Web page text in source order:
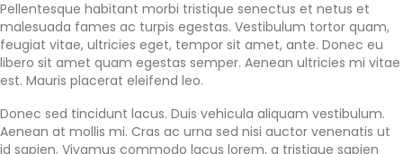
Pellentesque habitant morbi tristique senectus et netus et
malesuada fames ac turpis egestas. Vestibulum tortor quam,
feugiat vitae, ultricies eget, tempor sit amet, ante. Donec eu
libero sit amet quam egestas semper. Aenean ultricies mi vitae
est. Mauris placerat eleifend leo.
Donec sed tincidunt lacus. Duis vehicula aliquam vestibulum.
Aenean at mollis mi. Cras ac urna sed nisi auctor venenatis ut
id sapien. Vivamus commodo lacus lorem, a tristique sapien